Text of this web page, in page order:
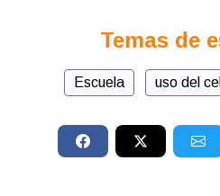
Temas de
Escuela uso del